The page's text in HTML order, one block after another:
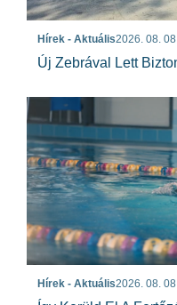
Hírek - Aktuális2026. 08.
Új Zebrával Lett
Hírek - Aktuális2026. 08.